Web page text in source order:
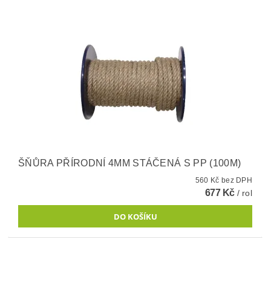
ŠŇŮRA PŘÍRODNÍ 4MM STÁČENÁ S PP (100M)
560 Kč bez DPH
677 Kč / rol